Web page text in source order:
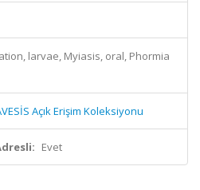
larvae, Myiasis, oral, Phormia
Açık Erişim Koleksiyonu
Evet